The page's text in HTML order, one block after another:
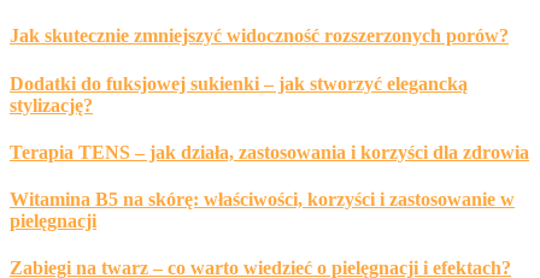
Skip
content
Jak skutecznie zmniejszyć widoczność rozszerzonych porów?
Dodatki do fuksjowej sukienki – jak stworzyć elegancką
stylizację?
Terapia TENS – jak działa, zastosowania i korzyści dla zdrowia
Witamina B5 na skórę: właściwości, korzyści i zastosowanie w
pielęgnacji
Zabiegi na twarz – co warto wiedzieć o pielęgnacji i efektach?